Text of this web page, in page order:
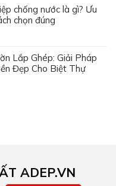
chống nước là gì? Ưu
chọn đúng
Lắp Ghép: Giải Pháp
Đẹp Cho Biệt Thự
ADEP.VN